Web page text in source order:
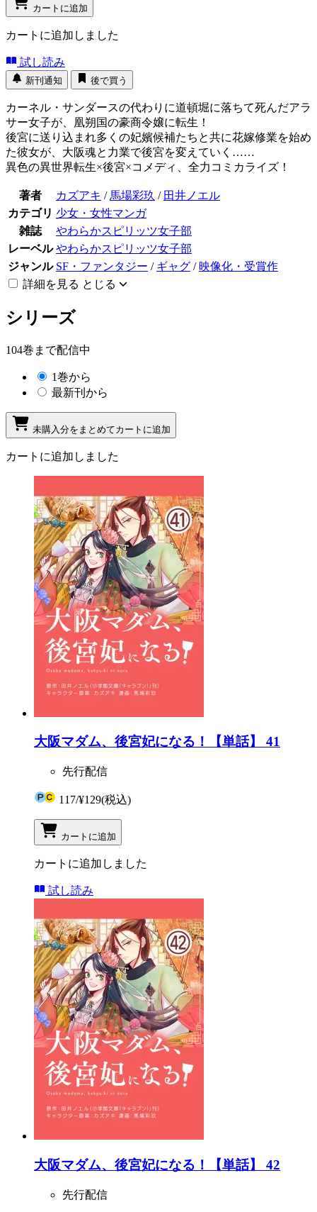
カートに追加
カートに追加しました
試し読み
新刊通知 後で買う
カーネル・サンダースの代わりに道頓堀に落ちて死んだアラ
サー女子が、凰朔国の豪商令嬢に転生！
後宮に送り込まれ多くの妃嬪候補たちと共に花嫁修業を始め
た彼女が、大阪魂と力業で後宮を変えていく……
異色の異世界転生×後宮×コメディ、全力コミカライズ！
著者 カズアキ / 馬場彩玖 / 田井ノエル
カテゴリ 少女・女性マンガ
雑誌
やわらかスピリッツ女子部
レーベル やわらかスピリッツ女子部
ジャンル SF・ファンタジー / ギャグ / 映像化・受賞作
詳細を見る とじる
シリーズ
104巻まで配信中
1巻から
最新刊から
未購入分をまとめてカートに追加
カートに追加しました
大阪マダム、後宮妃になる！【単話】 41
先行配信
117/¥129(税込)
カートに追加
カートに追加しました
試し読み
大阪マダム、後宮妃になる！【単話】 42
先行配信